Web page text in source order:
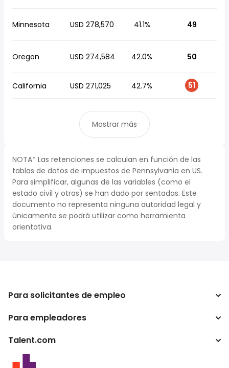
Minnesota USD 278,570 41.1% 49
Oregon USD 274,584 42.0% 50
California USD 271,025 42.7% 51
Mostrar más
NOTA* Las retenciones se calculan en función de las
tablas de datos de impuestos de Pennsylvania en US.
Para simplificar, algunas de las variables (como el
estado civil y otras) se han dado por sentadas. Este
documento no representa ninguna autoridad legal y
únicamente se podrá utilizar como herramienta
orientativa.
Para solicitantes de empleo
Buscador de trabajo
Conversor de salario
Para empleadores
Empresa
Talent.com
Otros países